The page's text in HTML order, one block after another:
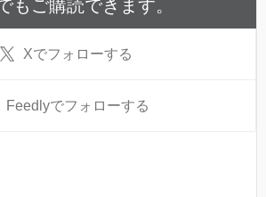
もご購読できます。
Xでフォローする
Feedlyでフォローする